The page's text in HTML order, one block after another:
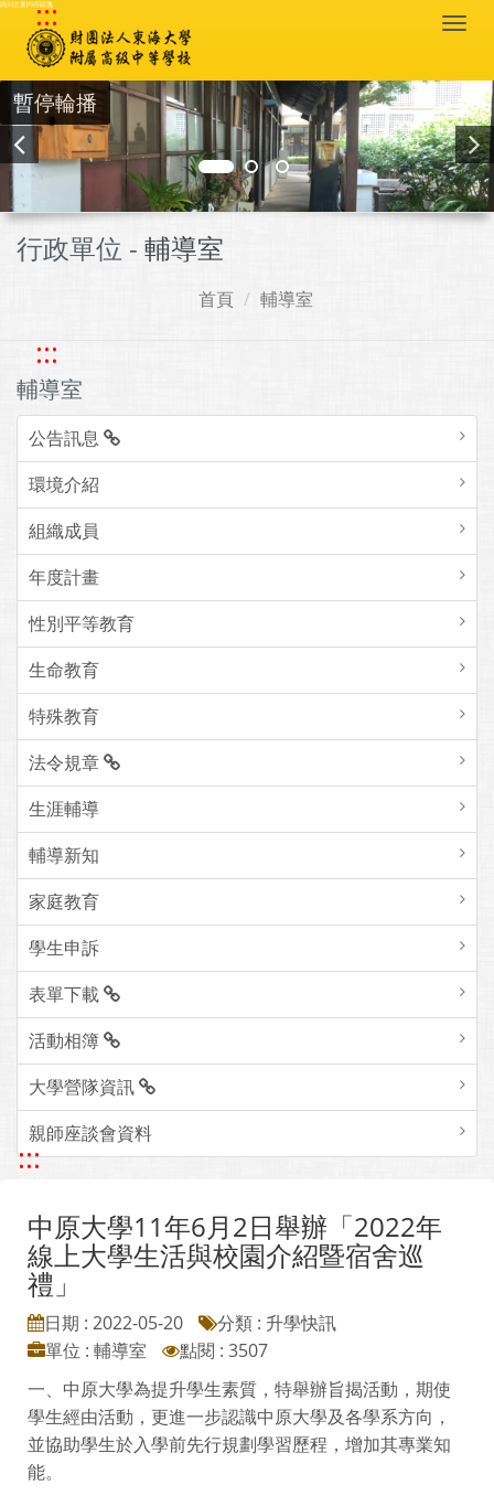
跳到主要內容區塊
:::
暫停輪播
行政單位 - 輔導室
首頁 輔導室
:::
輔導室
公告訊息
環境介紹
組織成員
年度計畫
性別平等教育
生命教育
特殊教育
法令規章
生涯輔導
輔導新知
家庭教育
學生申訴
表單下載
活動相簿
大學營隊資訊
親師座談會資料
:::
中原大學11年6月2日舉辦「2022年
線上大學生活與校園介紹暨宿舍巡
禮」
日期 : 2022-05-20
分類 : 升學快訊
單位 : 輔導室
點閱 : 3507
一、中原大學為提升學生素質，特舉辦旨揭活動，期使
學生經由活動，更進一步認識中原大學及各學系方向，
並協助學生於入學前先行規劃學習歷程，增加其專業知
能。